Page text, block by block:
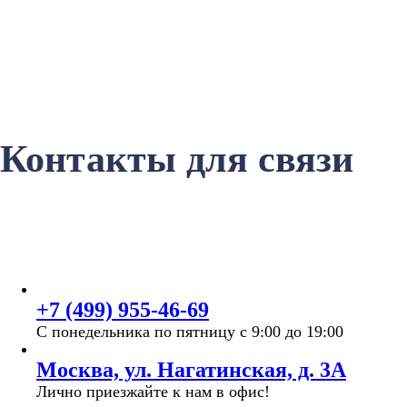
Контакты для связи
+7 (499) 955-46-69
С понедельника по пятницу с 9:00 до 19:00
Москва, ул. Нагатинская, д. 3A
Лично приезжайте к нам в офис!